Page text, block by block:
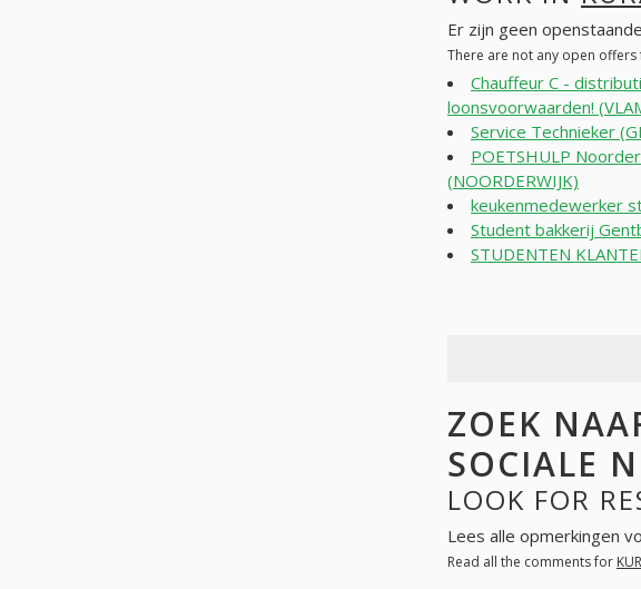
Er zijn geen
There are not any open offers
Chauffeur C -
loonsvoorwaarden!
Service Technieker
POETSHULP
(NOORDERWIJK)
keukenmedewerker
Student bakkerij
STUDENTEN
ZOEK
SOCIALE
LOOK FOR
Lees alle opmerkingen
Read all the comments for